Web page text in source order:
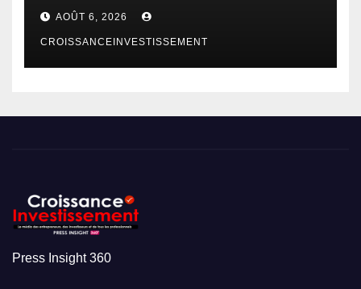
AOÛT 6, 2026
CROISSANCEINVESTISSEMENT
Press Insight 360